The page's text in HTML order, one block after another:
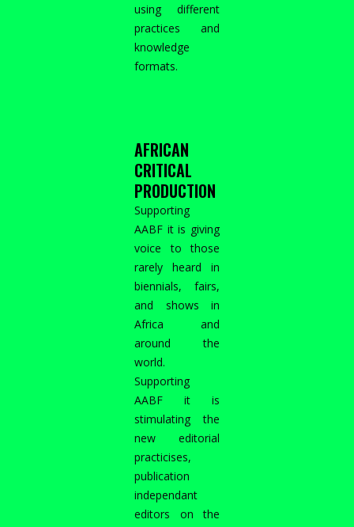
using different
practices and
knowledge
formats.
AFRICAN
CRITICAL
PRODUCTION
Supporting
AABF it is giving
voice to those
rarely heard in
biennials, fairs,
and shows in
Africa and
around the
world.
Supporting
AABF it is
stimulating the
new editorial
practicises,
publication
independant
editors on the